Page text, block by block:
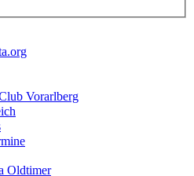
Vorarlberg
Oldtimer